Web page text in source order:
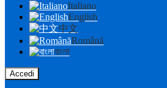
Italiano
English
中文
Română
বাংলা
Accedi